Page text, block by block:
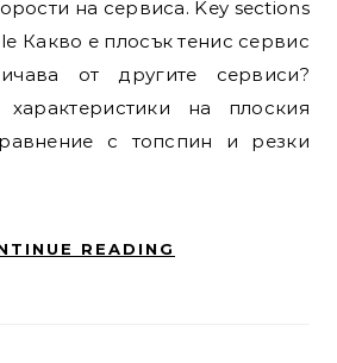
на сервиса. Key sections
Какво е плосък тенис сервис
от другите сервиси?
на плоския
с топспин и резки
READING